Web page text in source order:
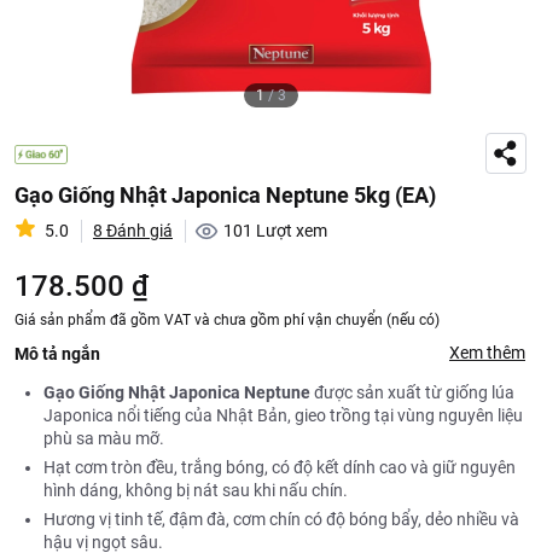
1/3
Gạo Giống Nhật Japonica Neptune 5kg (EA)
5.0 8 Đánh giá 101 Lượt xem
178.500 ₫
Giá sản phẩm đã gồm VAT và chưa gồm phí vận chuyển (nếu có)
Mô tả ngắn Xem thêm
Gạo Giống Nhật Japonica Neptuneđược sản xuất từ giống lúa
Japonica nổi tiếng của Nhật Bản, gieo trồng tại vùng nguyên liệu
phù sa màu mỡ.
Hạt cơm tròn đều, trắng bóng, có độ kết dính cao và giữ nguyên
hình dáng, không bị nát sau khi nấu chín.
Hương vị tinh tế, đậm đà, cơm chín có độ bóng bẩy, dẻo nhiều và
hậu vị ngọt sâu.